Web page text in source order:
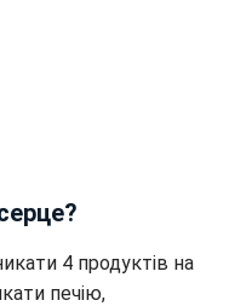
4 продуктів на
печію,